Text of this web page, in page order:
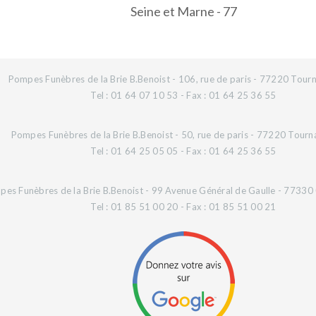
Seine et Marne - 77
Pompes Funèbres de la Brie B.Benoist - 106, rue de paris - 77220
Tel : 01 64 07 10 53 - Fax : 01 64 25 36 55
Pompes Funèbres de la Brie B.Benoist - 50, rue de paris - 77220
Tel : 01 64 25 05 05 - Fax : 01 64 25 36 55
Funèbres de la Brie B.Benoist - 99 Avenue Général de Gaulle -
Tel : 01 85 51 00 20 - Fax : 01 85 51 00 21